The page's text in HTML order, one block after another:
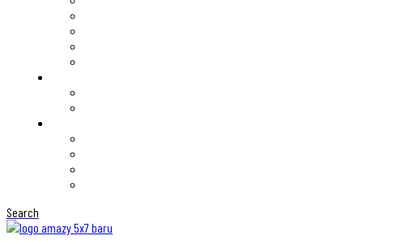
Search